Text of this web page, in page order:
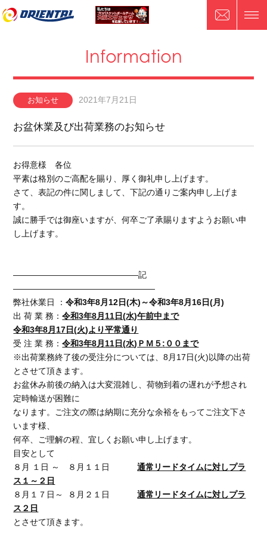
Information
お知らせ 2021年7月21日
お盆休業及び出荷業務のお知らせ
お得意様 各位
平素は格別のご高配を賜り、厚く御礼申し上げます。
さて、表記の件に関しまして、下記の通りご案内申し上げま
す。
誠に勝手では御座いますが、何卒ご了承賜りますようお願い申
し上げます。
———————————————記
—————————————————
弊社休業日 ：令和3年8月 12日(木) ～令和3年8月 16日(月)
出 荷 業 務：令和3年8月 11日(水)午前中まで
令和3年8月 17日(火)より平常通り
受 注 業 務：令和3年8月 11日(水) ＰＭ５ : ００まで
※出荷業務終了後の受注分については、8月 17日(火)以降の出荷
とさせて頂きます。
お盆休み前後の納入は大変混雑し、荷物到着の遅れが予想され
定時輸送が困難に
なります。ご注文の際は納期に充分な余裕をもってご注文下さ
います様、
何卒、ご理解の程、宜しくお願い申し上げます。
目安として
８月 １日 ～ ８月１１日通常リードタイムに対しプラ
ス１～２日
８月１７日～
８月２１日通常リードタイムに対しプラ
ス２日
とさせて頂きます。